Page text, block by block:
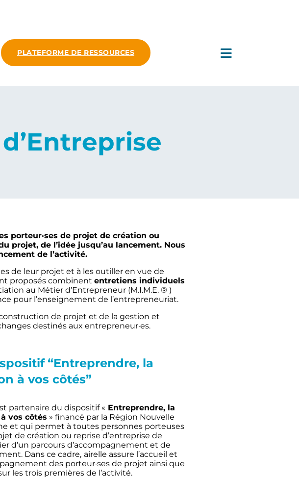
PLATEFORME DE RESSOURCES
porteur·ses de projet de création ou
projet, de l’idée jusqu’au lancement. Nous
de l’activité.
de leur projet et à les outiller en vue de
proposés combinent entretiens individuels
au Métier d’Entrepreneur (M.I.M.E. ® )
pour l’enseignement de l’entrepreneuriat.
de projet et de la gestion et
destinés aux entrepreneur·es.
“Entreprendre, la
à vos côtés”
partenaire du dispositif « Entreprendre, la
vos côtés » financé par la Région Nouvelle
et qui permet à toutes personnes porteuses
de création ou reprise d’entreprise de
d’un parcours d’accompagnement et de
Dans ce cadre, airelle assure l’accueil et
des porteur·ses de projet ainsi que
les trois premières de l’activité.